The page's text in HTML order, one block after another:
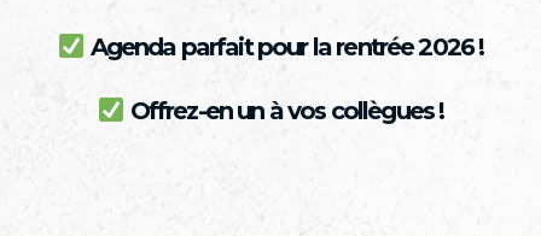
Agenda parfait pour la rentrée 2026 !
Offrez-en un à vos collègues !